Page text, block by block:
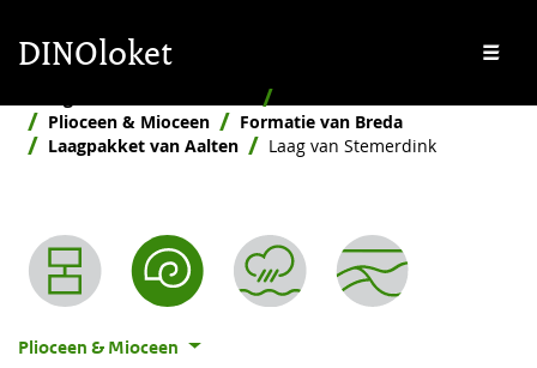
DINOloket
Plioceen & Mioceen
Formatie van Breda
Laagpakket van Aalten
Laag van Stemerdink
Nomenclator menu
Plioceen & Mioceen